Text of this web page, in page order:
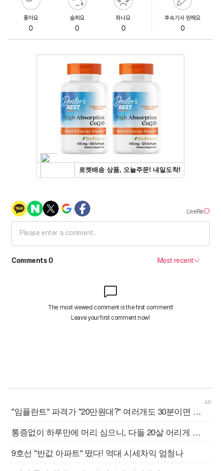
좋아요
0
슬퍼요
0
화나요
0
후속기사 원해요
0